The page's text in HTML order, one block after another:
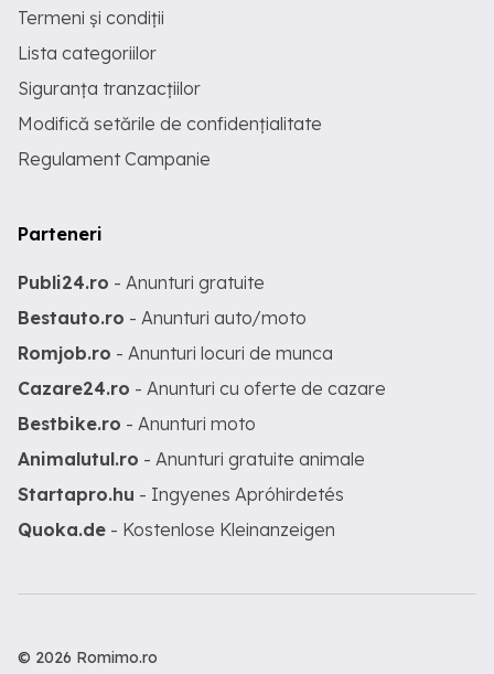
Termeni și condiții
Lista categoriilor
Siguranța tranzacțiilor
Modifică setările de confidențialitate
Regulament Campanie
Parteneri
Publi24.ro - Anunturi gratuite
Bestauto.ro - Anunturi auto/moto
Romjob.ro - Anunturi locuri de munca
Cazare24.ro - Anunturi cu oferte de cazare
Bestbike.ro - Anunturi moto
Animalutul.ro - Anunturi gratuite animale
Startapro.hu - Ingyenes Apróhirdetés
Quoka.de - Kostenlose Kleinanzeigen
© 2026 Romimo.ro